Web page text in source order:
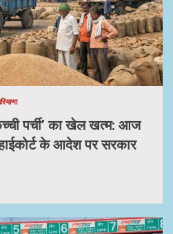
पर्ची’ का खेल खत्म: आज
के आदेश पर सरकार